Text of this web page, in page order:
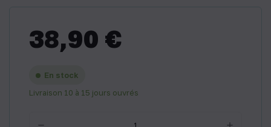
38,90 €
En stock
Livraison 10 à 15 jours ouvrés